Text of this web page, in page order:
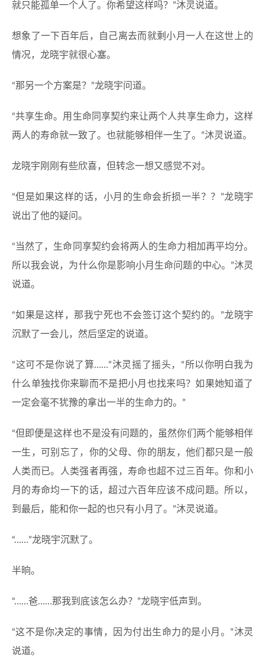
就只能孤单一个人了。你希望这样吗？”沐灵说道。
想象了一下百年后，自己离去而就剩小月一人在这世上的
情况，龙晓宇就很心塞。
“那另一个方案是？”龙晓宇问道。
“共享生命。用生命同享契约来让两个人共享生命力，这样
两人的寿命就一致了。也就能够相伴一生了。”沐灵说道。
龙晓宇刚刚有些欣喜，但转念一想又感觉不对。
“但是如果这样的话，小月的生命会折损一半？？”龙晓宇
说出了他的疑问。
“当然了，生命同享契约会将两人的生命力相加再平均分。
所以我会说，为什么你是影响小月生命问题的中心。”沐灵
说道。
“如果是这样，那我宁死也不会签订这个契约的。”龙晓宇
沉默了一会儿，然后坚定的说道。
“这可不是你说了算……”沐灵摇了摇头，“所以你明白我为
什么单独找你来聊而不是把小月也找来吗？如果她知道了
一定会毫不犹豫的拿出一半的生命力的。”
“但即便是这样也不是没有问题的，虽然你们两个能够相伴
一生，可别忘了，你的父母、你的朋友，他们都只是一般
人类而已。人类强者再强，寿命也超不过三百年。你和小
月的寿命均一下的话，超过六百年应该不成问题。所以，
到最后，能和你一起的也只有小月了。”沐灵说道。
“……”龙晓宇沉默了。
半晌。
“……爸……那我到底该怎么办？”龙晓宇低声到。
“这不是你决定的事情，因为付出生命力的是小月。”沐灵
说道。